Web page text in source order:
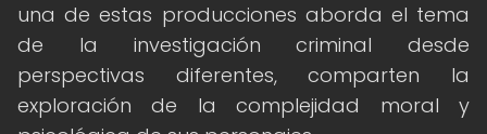
una de estas producciones aborda el tema
de la investigación criminal desde
perspectivas diferentes, comparten la
exploración de la complejidad moral y